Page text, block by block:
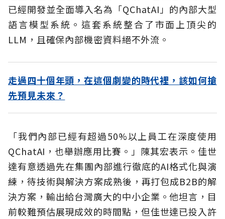
已經開發並全面導入名為「QChatAI」的內部大型
語言模型系統。這套系統整合了市面上頂尖的
LLM，且確保內部機密資料絕不外流。
走過四十個年頭，在這個劇變的時代裡，該如何搶
先預見未來？
「我們內部已經有超過50%以上員工在深度使用
QChatAI，也舉辦應用比賽。」陳其宏表示。佳世
達有意透過先在集團內部進行徹底的AI格式化與演
練，待技術與解決方案成熟後，再打包成B2B的解
決方案，輸出給台灣廣大的中小企業。他坦言，目
前較難預估展現成效的時間點，但佳世達已投入許